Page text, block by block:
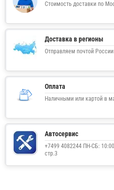
Стоимость доставки по
Доставка в регионы
Отправляем почтой
Оплата
Наличными или картой в
Автосервис
+7499 4082244 ПН-СБ:
стр.3